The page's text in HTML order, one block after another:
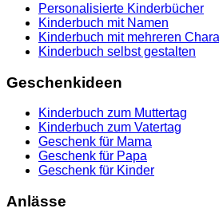
Personalisierte Kinderbücher
Kinderbuch mit Namen
Kinderbuch mit mehreren
Kinderbuch selbst gestalten
Geschenkideen
Kinderbuch zum Muttertag
Kinderbuch zum Vatertag
Geschenk für Mama
Geschenk für Papa
Geschenk für Kinder
Anlässe